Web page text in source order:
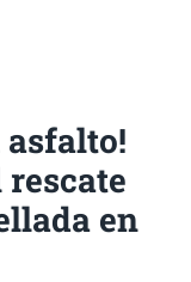
asfalto!
en